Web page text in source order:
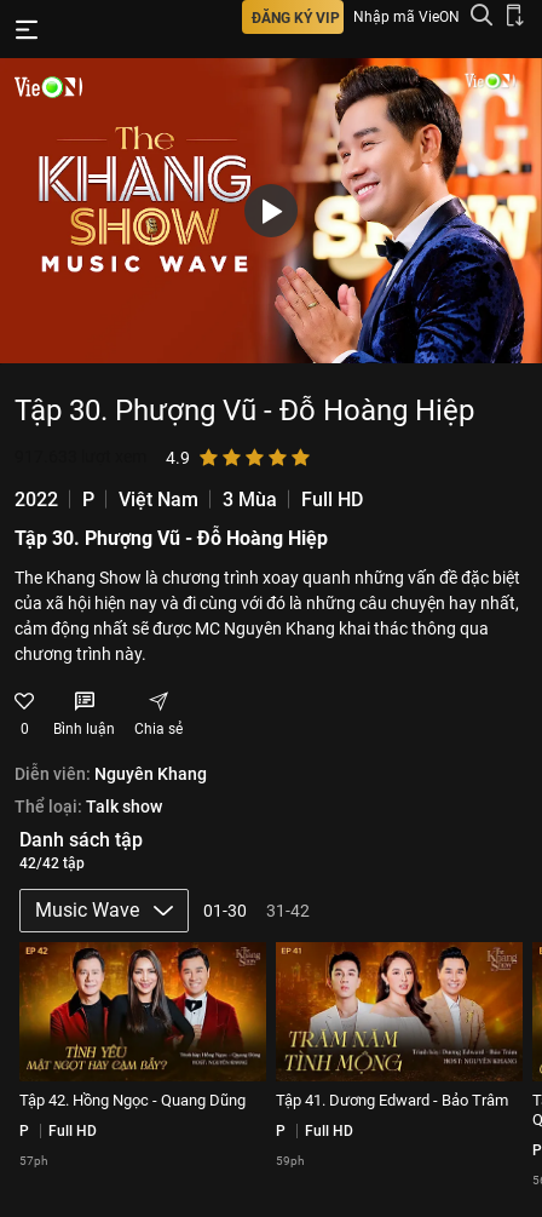
ĐĂNG KÝ VIP Nhập mã VieON
Tập 30. Phượng Vũ - Đỗ Hoàng Hiệp
4.9
2022 P Việt Nam 3 Mùa
Full HD
Tập 30. Phượng Vũ - Đỗ Hoàng Hiệp
The Khang Show là chương trình xoay quanh những vấn đề đặc biệt
của xã hội hiện nay và đi cùng với đó là những câu chuyện hay nhất,
cảm động nhất sẽ được MC Nguyên Khang khai thác thông qua
chương trình này.
0 Bình luận Chia sẻ
Diễn viên: Nguyên Khang
Thể loại: Talk show
Danh sách tập
42/42 tập
Music Wave 01-30 31-42
Tập 42. Hồng Ngọc - Quang Dũng
P Full HD
57ph
Tập 41. Dương Edward - Bảo Trâm
P Full HD
59ph
P